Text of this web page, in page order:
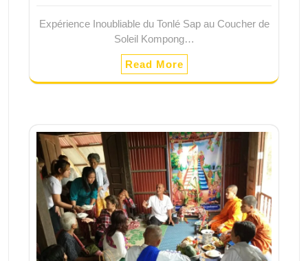
Expérience Inoubliable du Tonlé Sap au Coucher de
Soleil Kompong…
Read More